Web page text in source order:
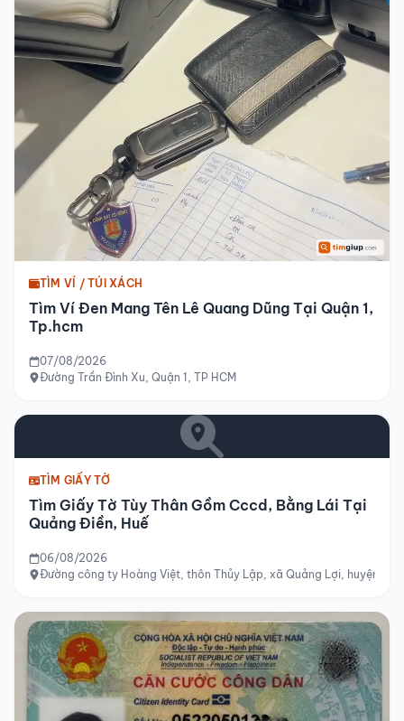
TÌM VÍ / TÚI XÁCH
Tìm Ví Đen Mang Tên Lê Quang Dũng Tại Quận 1,
Tp.hcm
07/08/2026
Đường Trần Đình Xu, Quận 1, TP HCM
TÌM GIẤY TỜ
Tìm Giấy Tờ Tùy Thân Gồm Cccd, Bằng Lái Tại
Quảng Điền, Huế
06/08/2026
Đường công ty Hoàng Việt, thôn Thủy Lập, xã Quảng Lợi, huyện